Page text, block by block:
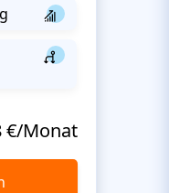
€/Monat